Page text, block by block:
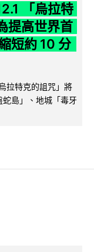
「烏拉特
提高世界首
短約 10 分
拉特克的詛咒」將
島」、地城「毒牙